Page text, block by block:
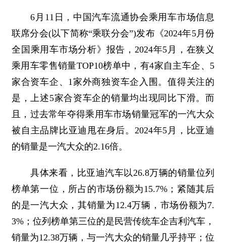
6月11日，中国汽车流通协会乘用车市场信息
联席分会(以下简称“乘联分会”)发布《2024年5月份
全国乘用车市场分析》报告，2024年5月，在狭义
乘用车零售销量TOP10榜单中，有4家自主车企、5
家合资车企、1家外商独资车企入围。值得关注的
是，上述5家合资车企的销量均出现同比下滑。而
且，过去常年夺得乘用车市场销量冠军的一汽大众
被自主品牌比亚迪甩在身后。2024年5月，比亚迪
的销量是一汽大众的2.16倍。
具体来看，比亚迪汽车以26.8万辆的销量位列
榜单第一位，所占的市场份额为15.7%；紧随其后
的是一汽大众，其销量为12.4万辆，市场份额为7.
3%；位列榜单第三位的是民营传统车企吉利汽车，
销量为12.38万辆，与一汽大众的销量几乎持平；位